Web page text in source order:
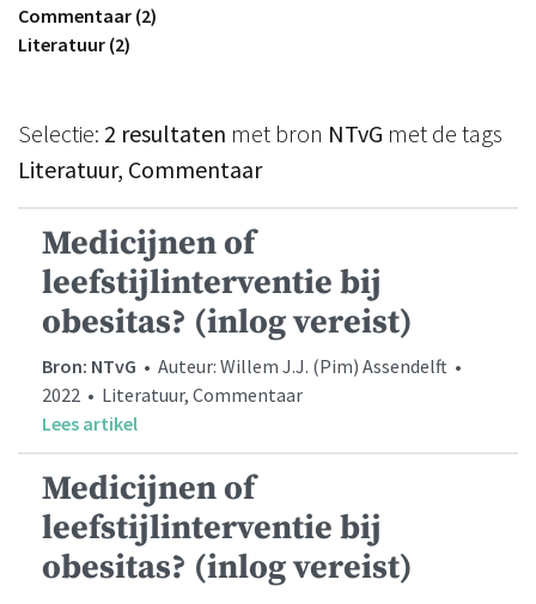
Commentaar (2)
Literatuur (2)
Selectie: 2 resultaten met bron NTvG met de tags
Literatuur, Commentaar
Medicijnen of
leefstijlinterventie bij
obesitas? (inlog vereist)
Bron: NTvG • Auteur: Willem J.J. (Pim) Assendelft •
2022 • Literatuur, Commentaar
Lees artikel
Medicijnen of
leefstijlinterventie bij
obesitas? (inlog vereist)